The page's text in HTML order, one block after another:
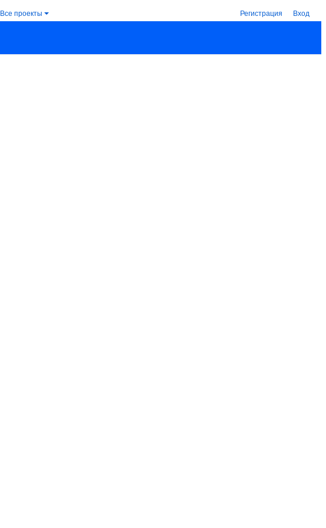
Все проекты Регистрация Вход